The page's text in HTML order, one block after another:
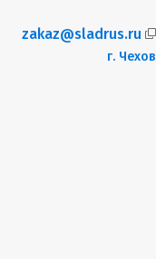
zakaz@sladrus.ru
г. Чехов